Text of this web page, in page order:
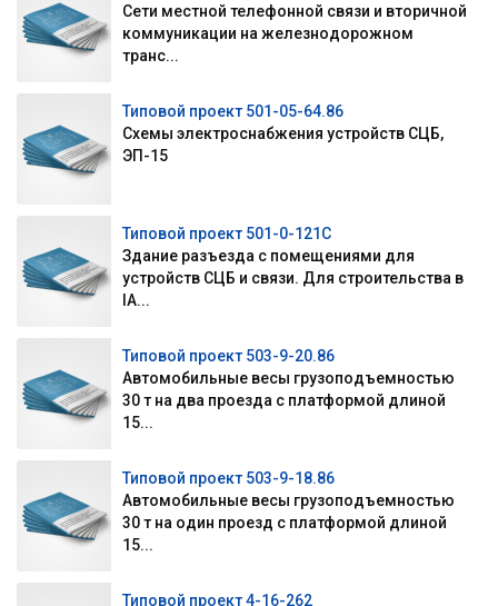
Сети местной телефонной связи и вторичной
коммуникации на железнодорожном
транс...
Типовой проект 501-05-64.86
Схемы электроснабжения устройств СЦБ,
ЭП-15
Типовой проект 501-0-121С
Здание разъезда с помещениями для
устройств СЦБ и связи. Для строительства в
IА...
Типовой проект 503-9-20.86
Автомобильные весы грузоподъемностью
30 т на два проезда с платформой длиной
15...
Типовой проект 503-9-18.86
Автомобильные весы грузоподъемностью
30 т на один проезд с платформой длиной
15...
Типовой проект 4-16-262